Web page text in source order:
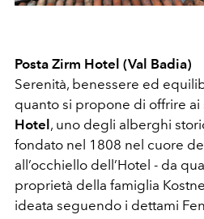
Posta Zirm Hotel (Val Badia)
Serenità, benessere ed
quanto si propone di offrire ai
Hotel, uno degli alberghi
fondato nel 1808 nel cuore
all’occhiello dell’Hotel - da
proprietà della famiglia
ideata seguendo i dettami